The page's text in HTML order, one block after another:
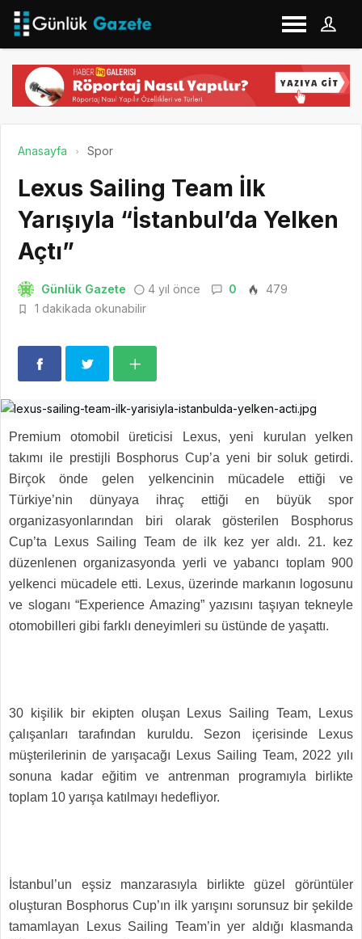
Anasayfa Spor
Lexus Sailing Team İlk
Yarışıyla “İstanbul’da Yelken
Açtı”
Günlük Gazete 4 yıl önce 0
479
1 dakikada okunabilir
Premium otomobil üreticisi Lexus, yeni kurulan yelken
takımı ile prestijli Bosphorus Cup’a yeni bir soluk getirdi.
Birçok önde gelen yelkencinin mücadele ettiği ve
Türkiye’nin dünyaya ihraç ettiği en büyük spor
organizasyonlarından biri olarak gösterilen Bosphorus
Cup’ta Lexus Sailing Team de ilk kez yer aldı. 21. kez
düzenlenen organizasyonda yerli ve yabancı toplam 900
yelkenci mücadele etti. Lexus, üzerinde markanın logosunu
ve sloganı “Experience Amazing” yazısını taşıyan tekneyle
otomobilleri gibi farklı deneyimleri su üstünde de yaşattı.
30 kişilik bir ekipten oluşan Lexus Sailing Team, Lexus
çalışanları tarafından kuruldu. Sezon içerisinde Lexus
müşterilerinin de yarışacağı Lexus Sailing Team, 2022 yılı
sonuna kadar eğitim ve antrenman programıyla birlikte
toplam 10 yarışa katılmayı hedefliyor.
İstanbul’un eşsiz manzarasıyla birlikte güzel görüntüler
oluşturan Bosphorus Cup’ın ilk yarışını sorunsuz bir şekilde
tamamlayan Lexus Sailing Team’in yer aldığı klasmanda